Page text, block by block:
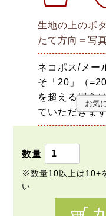
生地の上のボ
たて方向＝写
ネコポス/メー
そ「20」（
を超える場合
ていただきま
お気